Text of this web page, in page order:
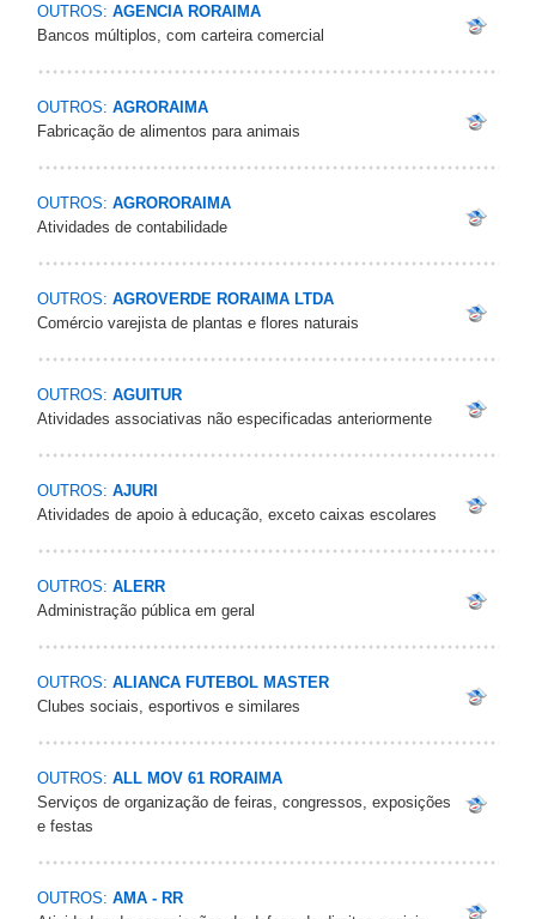
OUTROS: AGENCIA RORAIMA
Bancos múltiplos, com carteira comercial
OUTROS: AGRORAIMA
Fabricação de alimentos para animais
OUTROS: AGRORORAIMA
Atividades de contabilidade
OUTROS: AGROVERDE RORAIMA LTDA
Comércio varejista de plantas e flores naturais
OUTROS: AGUITUR
Atividades associativas não especificadas anteriormente
OUTROS: AJURI
Atividades de apoio à educação, exceto caixas escolares
OUTROS: ALERR
Administração pública em geral
OUTROS: ALIANCA FUTEBOL MASTER
Clubes sociais, esportivos e similares
OUTROS: ALL MOV 61 RORAIMA
Serviços de organização de feiras, congressos, exposições
e festas
OUTROS: AMA - RR